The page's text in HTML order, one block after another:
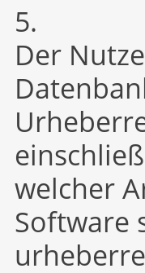
5.
Der
welcher
Software